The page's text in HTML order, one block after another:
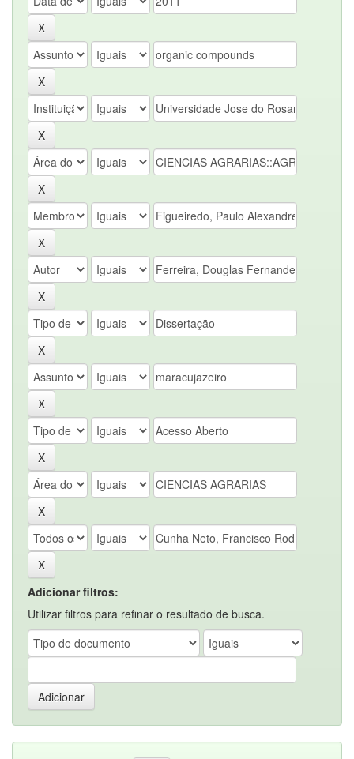
Adicionar filtros:
Utilizar filtros para refinar o resultado de busca.